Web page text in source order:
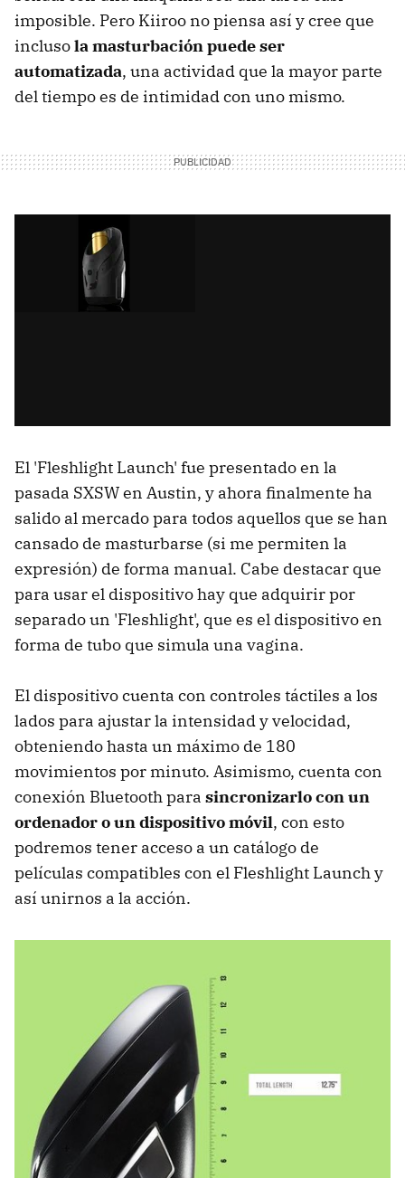
imposible. Pero Kiiroo no piensa así y cree que
inclusola masturbación puede ser
automatizada, una actividad que la mayor parte
del tiempo es de intimidad con uno mismo.
El 'Fleshlight Launch' fue presentado en la
pasada SXSW en Austin, y ahora finalmente ha
salido al mercado para todos aquellos que se han
cansado de masturbarse (si me permiten la
expresión) de forma manual. Cabe destacar que
para usar el dispositivo hay que adquirir por
separado un 'Fleshlight', que es el dispositivo en
forma de tubo que simula una vagina.
El dispositivo cuenta con controles táctiles a los
lados para ajustar la intensidad y velocidad,
obteniendo hasta un máximo de 180
movimientos por minuto. Asimismo, cuenta con
conexión Bluetooth para sincronizarlo con un
ordenador o un dispositivo móvil, con esto
podremos tener acceso a un catálogo de
películas compatibles con el Fleshlight Launch y
así unirnos a la acción.